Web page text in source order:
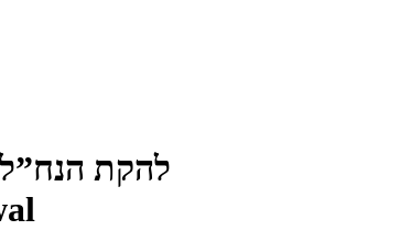
להקת הנח”ל